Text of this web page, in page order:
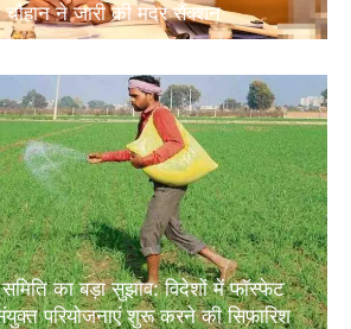
चौहान ने जारी की मदर सैंक्शन
का बड़ा सुझाव: विदेशों में फॉस्फेट
परियोजनाएं शुरू करने की सिफारिश